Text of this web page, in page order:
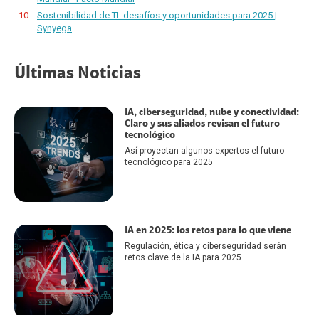
Sostenibilidad de TI: desafíos y oportunidades para 2025 |
Synyega
Últimas Noticias
IA, ciberseguridad, nube y conectividad:
Claro y sus aliados revisan el futuro
tecnológico
Así proyectan algunos expertos el futuro
tecnológico para 2025
IA en 2025: los retos para lo que viene
Regulación, ética y ciberseguridad serán
retos clave de la IA para 2025.